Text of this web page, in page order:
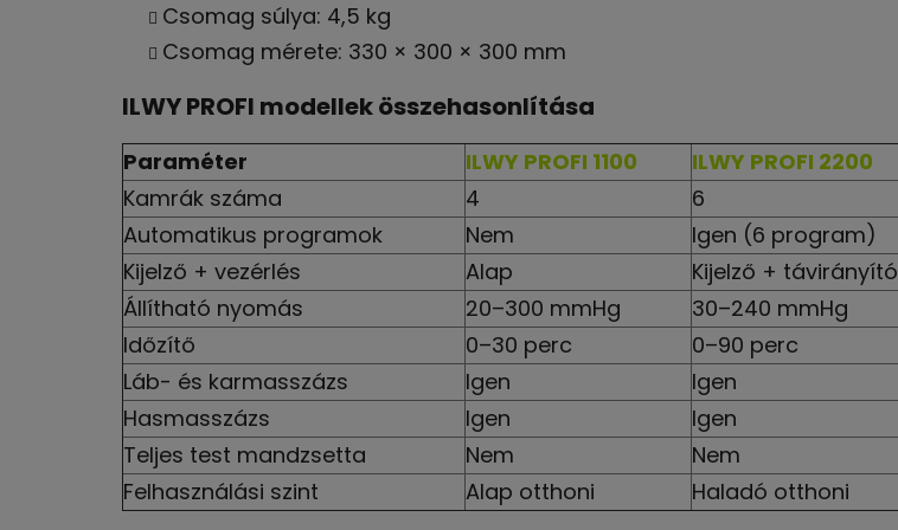
Csomag súlya: 4,5 kg
Csomag mérete: 330 × 300 × 300 mm
ILWY PROFI modellek összehasonlítása
Paraméter ILWY PROFI 1100 ILWY PROFI 2200
Kamrák száma
4 6
Automatikus programok
Nem Igen (6 program)
Kijelző + vezérlés
Alap Kijelző + távirányító
Állítható nyomás
20–300 mmHg 30–240 mmHg
Időzítő
0–30 perc 0–90 perc
Láb- és karmasszázs
Igen Igen
Hasmasszázs
Igen Igen
Teljes test mandzsetta
Nem Nem
Felhasználási szint
Alap otthoni Haladó otthoni